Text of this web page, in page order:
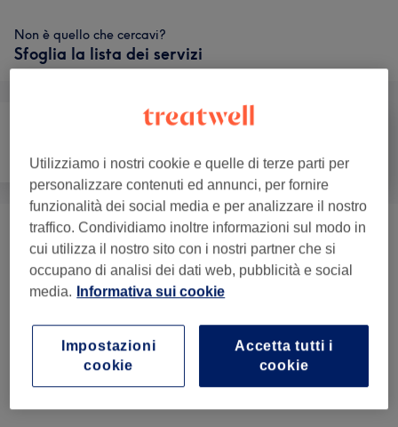
Non è quello che cercavi?
Sfoglia la lista dei servizi
Viso Massaggio Corpo
Trattamenti Corpo ) da € 40
Consulenza
SPA E Benessere (1) € 50
Utilizziamo i nostri cookie e quelle di terze parti per
personalizzare contenuti ed annunci, per fornire
funzionalità dei social media e per analizzare il nostro
traffico. Condividiamo inoltre informazioni sul modo in
cui utilizza il nostro sito con i nostri partner che si
occupano di analisi dei dati web, pubblicità e social
media.
Informativa sui cookie
Accetta tutti i
cookie
Impostazioni
cookie